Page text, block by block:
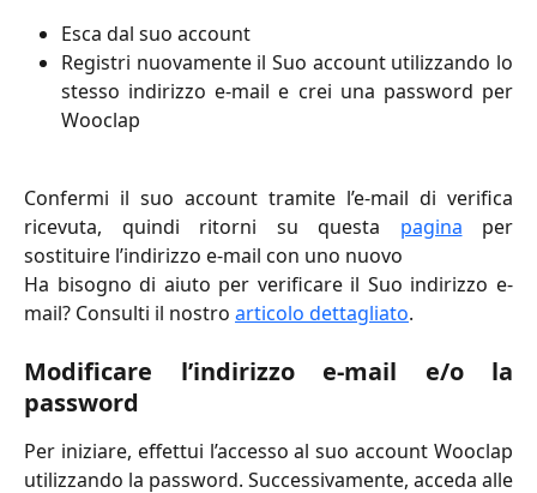
Esca dal suo account
Registri nuovamente il Suo account utilizzando lo
stesso indirizzo e-mail e crei una password per
Wooclap
Confermi il suo account tramite l’e-mail di verifica
ricevuta, quindi ritorni su questa pagina per
sostituire l’indirizzo e-mail con uno nuovo
Ha bisogno di aiuto per verificare il Suo indirizzo e-
mail? Consulti il nostro articolo dettagliato.
Modificare l’indirizzo e-mail e/o la
password
Per iniziare, effettui l’accesso al suo account Wooclap
utilizzando la password. Successivamente, acceda alle